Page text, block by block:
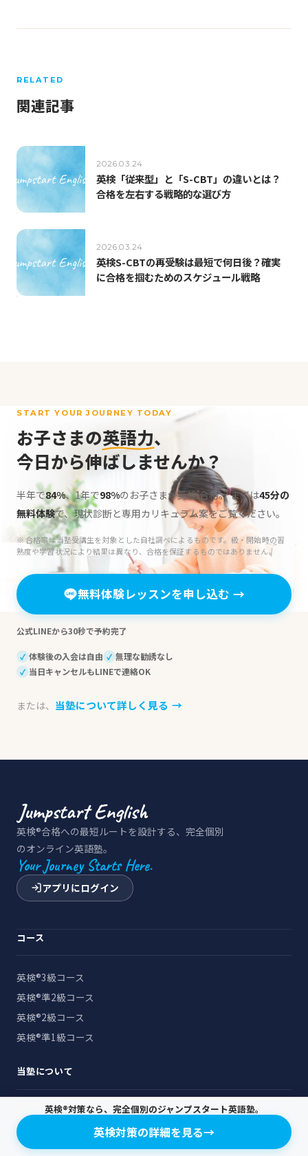
RELATED
関連記事
2026.03.24
英検「従来型」と「S-CBT」の違いとは？
合格を左右する戦略的な選び方
2026.03.24
英検S-CBTの再受験は最短で何日後？確実
に合格を掴むためのスケジュール戦略
START YOUR JOURNEY TODAY
お子さまの英語力、
今日から伸ばしませんか？
半年で84%、1年で98%のお子さまが英検®合格。まずは45分の
無料体験で、現状診断と専用カリキュラム案をご覧ください。
※ 合格率は当塾受講生を対象とした自社調べによるものです。級・開始時の習
熟度や学習状況により結果は異なり、合格を保証するものではありません。
無料体験レッスンを申し込む →
公式LINEから30秒で予約完了
✓ 体験後の入会は自由 ✓ 無理な勧誘なし
✓ 当日キャンセルもLINEで連絡OK
または、 当塾について詳しく見る →
英検®合格への最短ルートを設計する、完全個別
のオンライン英語塾。
Your Journey Starts Here.
アプリにログイン
コース
英検®3級コース
英検®準2級コース
英検®2級コース
英検®準1級コース
当塾について
塾の紹介
よくある質問
英検®対策なら、完全個別のジャンプスタート英語塾。
英検対策の詳細を見る→